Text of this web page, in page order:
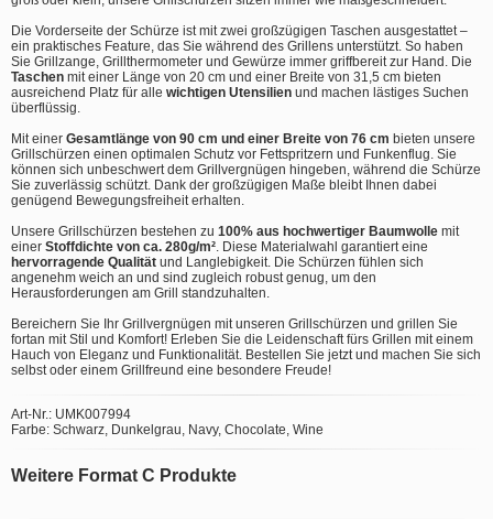
Die Vorderseite der Schürze ist mit zwei großzügigen Taschen ausgestattet –
ein praktisches Feature, das Sie während des Grillens unterstützt. So haben
Sie Grillzange, Grillthermometer und Gewürze immer griffbereit zur Hand. Die
Taschen mit einer Länge von 20 cm und einer Breite von 31,5 cm bieten
ausreichend Platz für alle wichtigen Utensilien und machen lästiges Suchen
überflüssig.
Mit einer Gesamtlänge von 90 cm und einer Breite von 76 cm bieten unsere
Grillschürzen einen optimalen Schutz vor Fettspritzern und Funkenflug. Sie
können sich unbeschwert dem Grillvergnügen hingeben, während die Schürze
Sie zuverlässig schützt. Dank der großzügigen Maße bleibt Ihnen dabei
genügend Bewegungsfreiheit erhalten.
Unsere Grillschürzen bestehen zu 100% aus hochwertiger Baumwolle mit
einer Stoffdichte von ca. 280g/m² . Diese Materialwahl garantiert eine
hervorragende Qualität und Langlebigkeit. Die Schürzen fühlen sich
angenehm weich an und sind zugleich robust genug, um den
Herausforderungen am Grill standzuhalten.
Bereichern Sie Ihr Grillvergnügen mit unseren Grillschürzen und grillen Sie
fortan mit Stil und Komfort! Erleben Sie die Leidenschaft fürs Grillen mit einem
Hauch von Eleganz und Funktionalität. Bestellen Sie jetzt und machen Sie sich
selbst oder einem Grillfreund eine besondere Freude!
Art-Nr.: UMK007994
Farbe: Schwarz, Dunkelgrau, Navy, Chocolate, Wine
Weitere Format C Produkte